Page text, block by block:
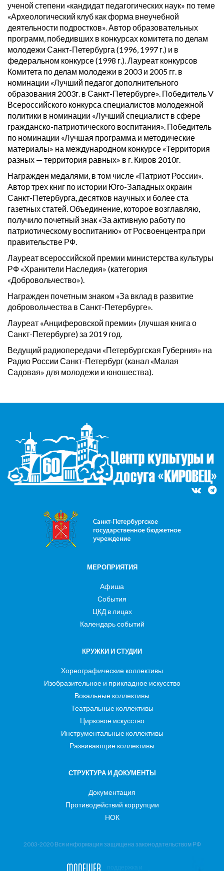
ученой степени «кандидат педагогических наук» по теме
«Археологический клуб как форма внеучебной
деятельности подростков». Автор образовательных
программ, победивших в конкурсах комитета по делам
молодежи Санкт-Петербурга (1996, 1997 г.) и в
федеральном конкурсе (1998 г.). Лауреат конкурсов
Комитета по делам молодежи в 2003 и 2005 гг. в
номинации «Лучший педагог дополнительного
образования 2003г. в Санкт-Петербурге». Победитель V
Всероссийского конкурса специалистов молодежной
политики в номинации «Лучший специалист в сфере
гражданско-патриотического воспитания». Победитель
по номинации «Лучшая программа и методические
материалы» на международном конкурсе «Территория
разных — территория равных» в г. Киров 2010г.
Награжден медалями, в том числе «Патриот России».
Автор трех книг по истории Юго-Западных окраин
Санкт-Петербурга, десятков научных и более ста
газетных статей. Объединение, которое возглавляю,
получило почетный знак «За активную работу по
патриотическому воспитанию» от Росвоенцентра при
правительстве РФ.
Лауреат всероссийской премии министерства культуры
РФ «Хранители Наследия» (категория
«Добровольчество»).
Награжден почетным знаком «За вклад в развитие
добровольчества в Санкт-Петербурге».
Лауреат «Анциферовской премии» (лучшая книга о
Санкт-Петербурге) за 2019 год.
Ведущий радиопередачи «Петербургская Губерния» на
Радио России Санкт-Петербург (канал «Малая
Садовая» для молодежи и юношества).
МЕРОПРИЯТИЯ
Афиша
События
ЦКД в лицах
Календарь событий
КРУЖКИ И СТУДИИ
Хореографические коллективы
Изобразительное и прикладное искусство
Вокальные коллективы
Театральные коллективы
Цирковое искусство
Инструментальные коллективы
Развивающие коллективы
СТРУКТУРА И ДОКУМЕНТЫ
Документация
Противодействий коррупции
НОК
2003-2020 Вся информация защищена законодательством РФ
поддержка и